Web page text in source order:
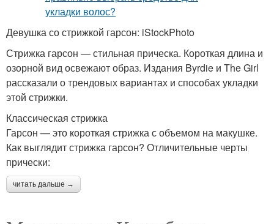
Девушка со стрижкой гарсон: iStockPhoto
Стрижка гарсон — стильная прическа. Короткая длина и
озорной вид освежают образ. Издания Byrdie и The Girl
рассказали о трендовых вариантах и способах укладки
этой стрижки.
Классическая стрижка
Гарсон — это короткая стрижка с объемом на макушке.
Как выглядит стрижка гарсон? Отличительные черты
прически:
читать дальше →